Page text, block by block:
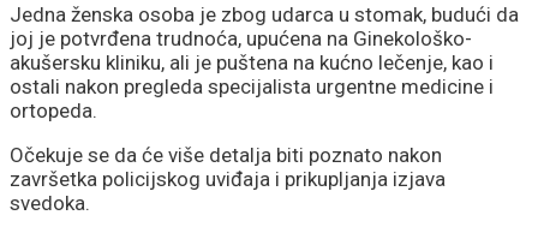
Jedna ženska osoba je zbog udarca u stomak, budući da
joj je potvrđena trudnoća, upućena na Ginekološko-
akušersku kliniku, ali je puštena na kućno lečenje, kao i
ostali nakon pregleda specijalista urgentne medicine i
ortopeda.
Očekuje se da će više detalja biti poznato nakon
završetka policijskog uviđaja i prikupljanja izjava
svedoka.